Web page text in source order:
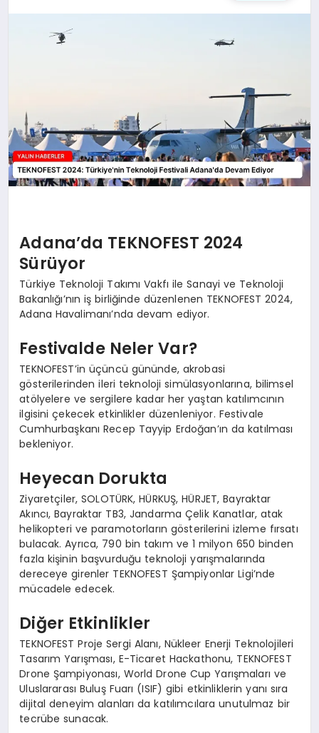
MAGAZİN
Adana’da TEKNOFEST 2024
Sürüyor
Türkiye Teknoloji Takımı Vakfı ile Sanayi ve Teknoloji
Bakanlığı’nın iş birliğinde düzenlenen TEKNOFEST 2024,
Adana Havalimanı’nda devam ediyor.
Festivalde Neler Var?
TEKNOFEST’in üçüncü gününde, akrobasi
gösterilerinden ileri teknoloji simülasyonlarına, bilimsel
atölyelere ve sergilere kadar her yaştan katılımcının
ilgisini çekecek etkinlikler düzenleniyor. Festivale
Cumhurbaşkanı Recep Tayyip Erdoğan’ın da katılması
bekleniyor.
Heyecan Dorukta
Ziyaretçiler, SOLOTÜRK, HÜRKUŞ, HÜRJET, Bayraktar
Akıncı, Bayraktar TB3, Jandarma Çelik Kanatlar, atak
helikopteri ve paramotorların gösterilerini izleme fırsatı
bulacak. Ayrıca, 790 bin takım ve 1 milyon 650 binden
fazla kişinin başvurduğu teknoloji yarışmalarında
dereceye girenler TEKNOFEST Şampiyonlar Ligi’nde
mücadele edecek.
Diğer Etkinlikler
TEKNOFEST Proje Sergi Alanı, Nükleer Enerji Teknolojileri
Tasarım Yarışması, E-Ticaret Hackathonu, TEKNOFEST
Drone Şampiyonası, World Drone Cup Yarışmaları ve
Uluslararası Buluş Fuarı (ISIF) gibi etkinliklerin yanı sıra
dijital deneyim alanları da katılımcılara unutulmaz bir
tecrübe sunacak.